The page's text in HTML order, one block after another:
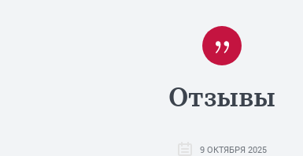
Отзывы
9 ОКТЯБРЯ 2025